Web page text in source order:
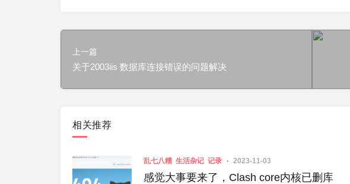
上一篇
关于2003iis 数据库连接错误的问题解决
相关推荐
乱七八糟 生活杂记 记录 2023-11-03
感觉大事要来了，Clash core内核已删库